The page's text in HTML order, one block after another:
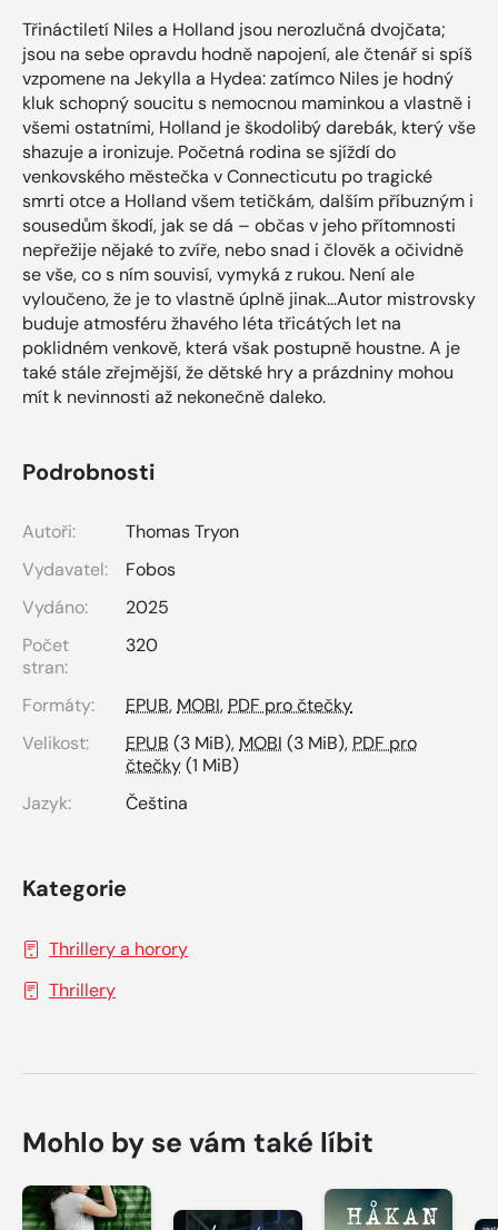
Třináctiletí Niles a Holland jsou nerozlučná dvojčata;
jsou na sebe opravdu hodně napojení, ale čtenář si spíš
vzpomene na Jekylla a Hydea: zatímco Niles je hodný
kluk schopný soucitu s nemocnou maminkou a vlastně i
všemi ostatními, Holland je škodolibý darebák, který vše
shazuje a ironizuje. Početná rodina se sjíždí do
venkovského městečka v Connecticutu po tragické
smrti otce a Holland všem tetičkám, dalším příbuzným i
sousedům škodí, jak se dá – občas v jeho přítomnosti
nepřežije nějaké to zvíře, nebo snad i člověk a očividně
se vše, co s ním souvisí, vymyká z rukou. Není ale
vyloučeno, že je to vlastně úplně jinak…Autor mistrovsky
buduje atmosféru žhavého léta třicátých let na
poklidném venkově, která však postupně houstne. A je
také stále zřejmější, že dětské hry a prázdniny mohou
mít k nevinnosti až nekonečně daleko.
Podrobnosti
Autoři:
Thomas Tryon
Vydavatel:
Fobos
Vydáno:
2025
Počet
stran:
320
Formáty: EPUB, MOBI, PDF pro čtečky
Velikost:
EPUB (3 MiB), MOBI (3 MiB), PDF pro
čtečky(1 MiB)
Jazyk:
Čeština
Kategorie
Thrillery a horory
Thrillery
Mohlo by se vám také líbit